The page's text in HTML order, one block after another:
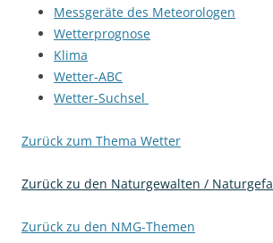
Messgeräte des Meteorologen
Wetterprognose
Klima
Wetter-ABC
Wetter-Suchsel
Zurück zum Thema Wetter
Zurück zu den Naturgewalten /
Zurück zu den NMG-Themen